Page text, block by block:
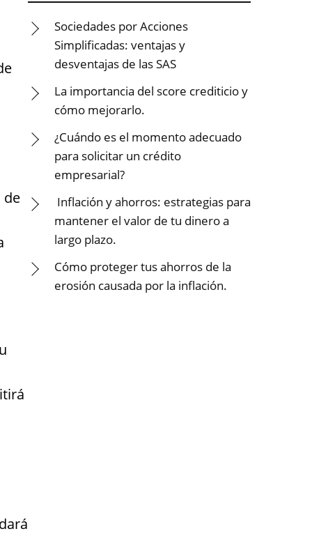
de
Sociedades por Acciones
Simplificadas: ventajas y
desventajas de las SAS
La importancia del score crediticio y
cómo mejorarlo.
¿Cuándo es el momento adecuado
para solicitar un crédito
empresarial?
Inflación y ahorros: estrategias para
mantener el valor de tu dinero a
largo plazo.
Cómo proteger tus ahorros de la
erosión causada por la inflación.